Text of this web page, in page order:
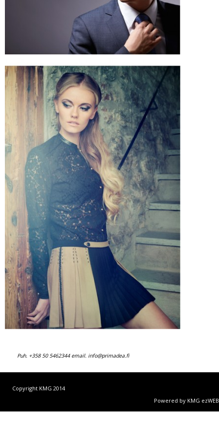
Puh. +358 50 5462344 email. info@primadea.fi
Copyright KMG 2014
Powered by KMG ezWEB